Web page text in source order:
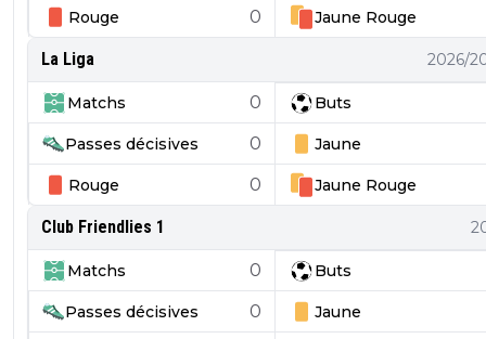
Rouge 0 Jaune Rouge
La Liga 2026/
Matchs 0 Buts
Passes décisives 0 Jaune
Rouge 0 Jaune Rouge
Club Friendlies 1
Matchs 0 Buts
Passes décisives 0 Jaune